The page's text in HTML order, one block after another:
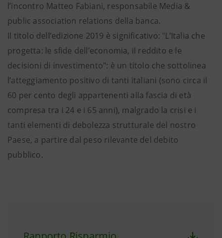
l’incontro Matteo Fabiani, responsabile Media &
public association relations della banca.
Il titolo dell’edizione 2019 è significativo: "L’Italia che
progetta: le sfide dell’economia, il reddito e le
decisioni di investimento": è un titolo che sottolinea
l’atteggiamento positivo di tanti italiani (sono circa il
60 per cento degli appartenenti alla fascia di età
compresa tra i 24 e i 65 anni), malgrado la crisi e i
tanti elementi di debolezza strutturale del nostro
Paese, a partire dal peso rilevante del debito
pubblico.